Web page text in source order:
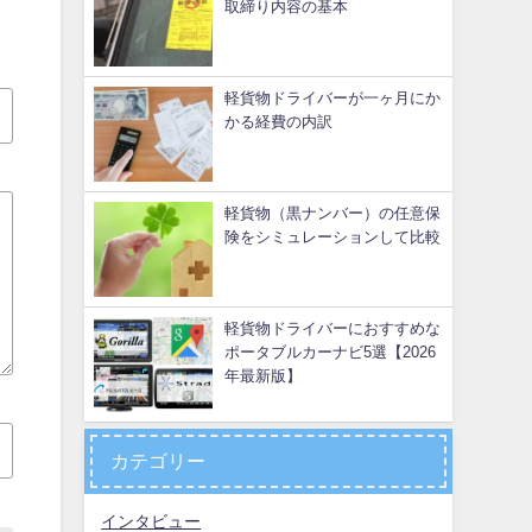
取締り内容の基本
軽貨物ドライバーが一ヶ月にか
かる経費の内訳
軽貨物（黒ナンバー）の任意保
険をシミュレーションして比較
軽貨物ドライバーにおすすめな
ポータブルカーナビ5選【2026
年最新版】
カテゴリー
インタビュー